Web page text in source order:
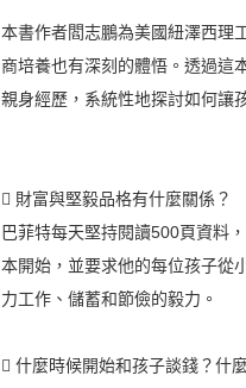
本書作者閻志鵬為美國紐澤西理
商培養也有深刻的體悟。透過這
親身經歷，系統性地探討如何讓
 財富與堅毅品格有什麼關係？
巴菲特每天堅持閱讀500頁資料
本開始，並要求他的每位孩子從
力工作、儲蓄和節儉的毅力。
 什麼時候開始和孩子談錢？什